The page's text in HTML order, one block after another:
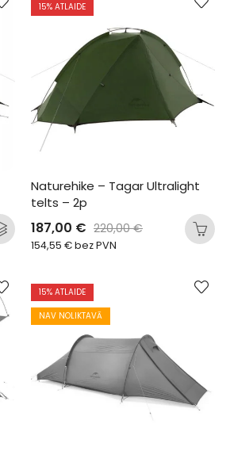
15% ATLAIDE
Naturehike – Tagar Ultralight
telts – 2p
187,00 € 220,00€
154,55 €bez PVN
15% ATLAIDE
NAV NOLIKTAVĀ